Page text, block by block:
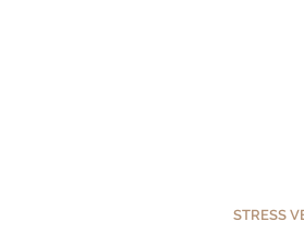
STRESS